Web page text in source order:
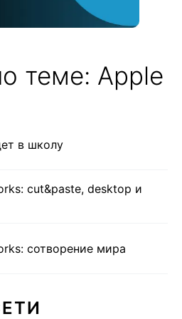
теме: Apple
в школу
cut&paste, desktop и
сотворение мира